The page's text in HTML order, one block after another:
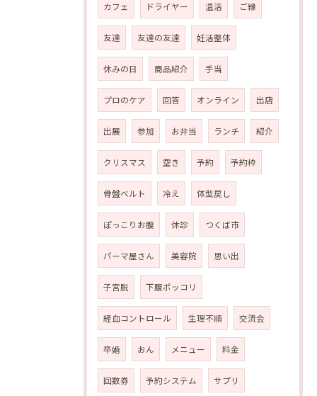
カフェ ドライヤー 温活 ご縁
友達 友達の友達 妊活整体
休みの日 商品紹介 手当
プロのケア 回答 オンライン 出店
出展 参加 お弁当 ランチ 紹介
クリスマス 空き 予約 予約枠
骨盤ベルト 冷え 体型戻し
ぽっこりお腹 休診 つくば市
パーマ屋さん 美容院 思い出
子宮脱 下腹ポッコリ
経血コントロール 生理不順 交流会
卒婚 おん メニュー 料金
回数券 予約システム サプリ